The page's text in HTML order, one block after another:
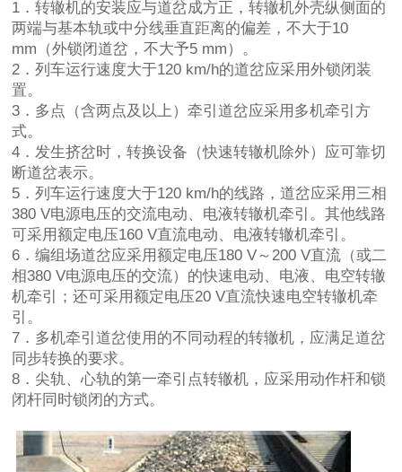
1．转辙机的安装应与道岔成方正，转辙机外壳纵侧面的
两端与基本轨或中分线垂直距离的偏差，不大于10
mm（外锁闭道岔，不大予5 mm）。
2．列车运行速度大于120 km/h的道岔应采用外锁闭装
置。
3．多点（含两点及以上）牵引道岔应采用多机牵引方
式。
4．发生挤岔时，转换设备（快速转辙机除外）应可靠切
断道岔表示。
5．列车运行速度大于120 km/h的线路，道岔应采用三相
380 V电源电压的交流电动、电液转辙机牵引。其他线路
可采用额定电压160 V直流电动、电液转辙机牵引。
6．编组场道岔应采用额定电压180 V～200 V直流（或二
相380 V电源电压的交流）的快速电动、电液、电空转辙
机牵引；还可采用额定电压20 V直流快速电空转辙机牵
引。
7．多机牵引道岔使用的不同动程的转辙机，应满足道岔
同步转换的要求。
8．尖轨、心轨的第一牵引点转辙机，应采用动作杆和锁
闭杆同时锁闭的方式。